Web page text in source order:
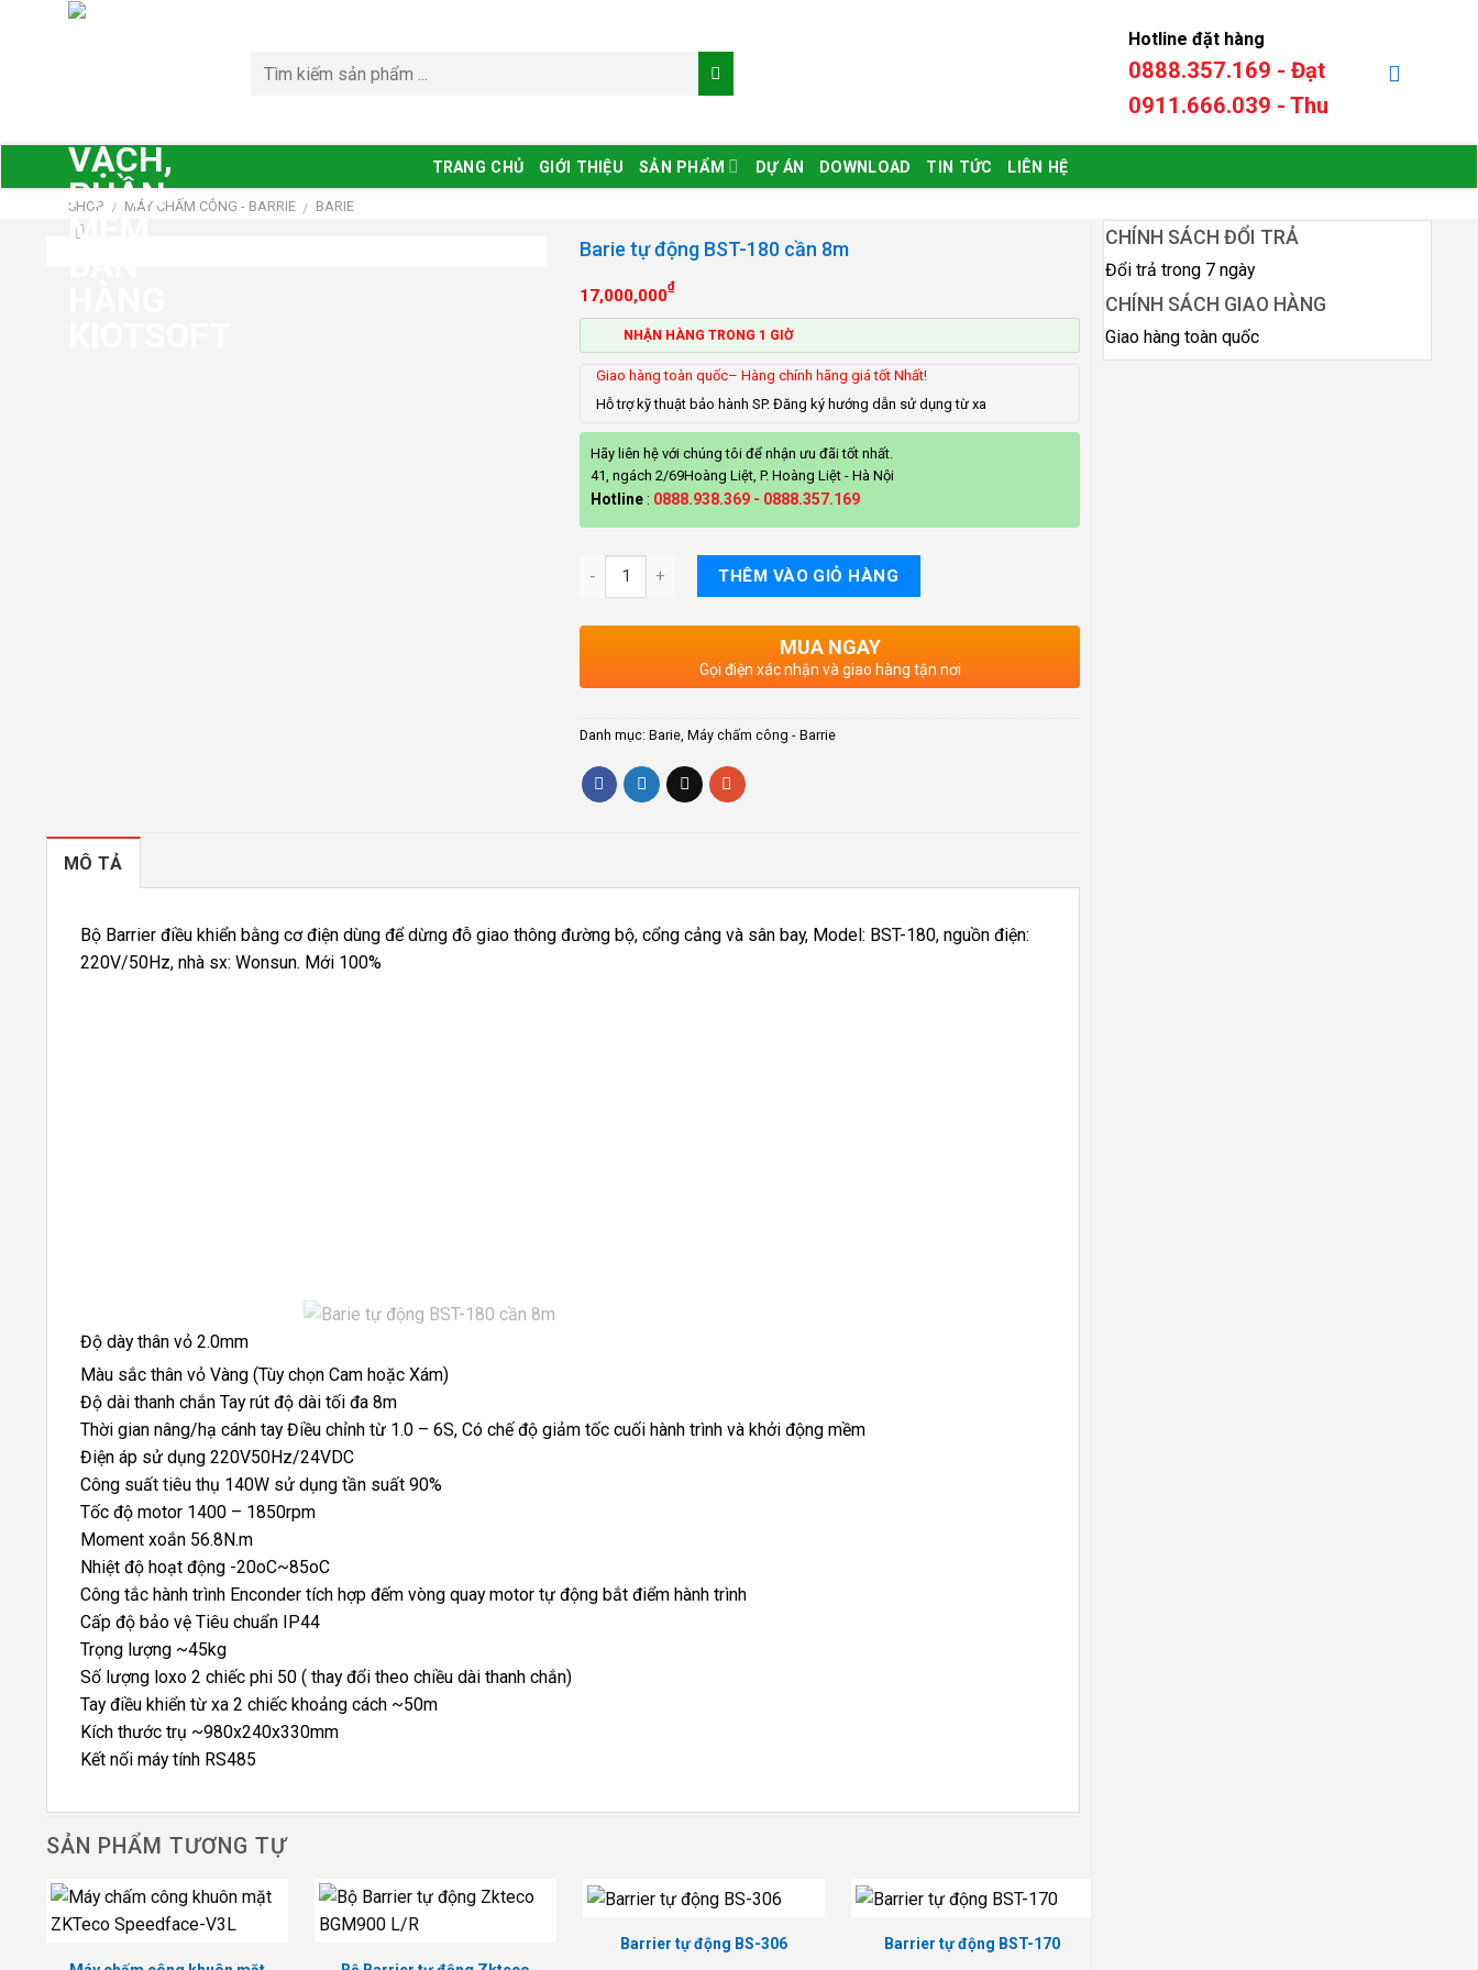
Hotline đặt hàng
0888.357.169 - Đạt
0911.666.039 - Thu
TRANG CHỦ GIỚI THIỆU SẢN PHẨM DỰ ÁN DOWNLOAD TIN TỨC LIÊN HỆ
SHOP / MÁY CHẤM CÔNG - BARRIE / BARIE
Barie tự động BST-180 cần 8m
17,000,000₫
NHẬN HÀNG TRONG 1 GIỜ
Giao hàng toàn quốc– Hàng chính hãng giá tốt Nhất!
Hỗ trợ kỹ thuật bảo hành SP. Đăng ký hướng dẫn sử dụng từ xa
Hãy liên hệ với chúng tôi để nhận ưu đãi tốt nhất.
41, ngách 2/69Hoàng Liệt, P. Hoàng Liệt - Hà Nội
Hotline: 0888.938.369 - 0888.357.169
THÊM VÀO GIỎ HÀNG
MUA NGAY
Gọi điện xác nhận và giao hàng tận nơi
Danh mục: Barie, Máy chấm công - Barrie
MÔ TẢ
Bộ Barrier điều khiển bằng cơ điện dùng để dừng đỗ giao thông đường bộ, cổng cảng và sân bay, Model: BST-180, nguồn điện:
220V/50Hz, nhà sx: Wonsun. Mới 100%
Độ dày thân vỏ 2.0mm
Màu sắc thân vỏ Vàng (Tùy chọn Cam hoặc Xám)
Độ dài thanh chắn Tay rút độ dài tối đa 8m
Thời gian nâng/hạ cánh tay Điều chỉnh từ 1.0 – 6S, Có chế độ giảm tốc cuối hành trình và khởi động mềm
Điện áp sử dụng 220V50Hz/24VDC
Công suất tiêu thụ 140W sử dụng tần suất 90%
Tốc độ motor 1400 – 1850rpm
Moment xoắn 56.8N.m
Nhiệt độ hoạt động -20oC~85oC
Công tắc hành trình Enconder tích hợp đếm vòng quay motor tự động bắt điểm hành trình
Cấp độ bảo vệ Tiêu chuẩn IP44
Trọng lượng ~45kg
Số lượng loxo 2 chiếc phi 50 ( thay đổi theo chiều dài thanh chắn)
Tay điều khiển từ xa 2 chiếc khoảng cách ~50m
Kích thước trụ ~980x240x330mm
Kết nối máy tính RS485
SẢN PHẨM TƯƠNG TỰ
Barrier tự động BS-306 Barrier tự động BST-170
CHÍNH SÁCH ĐỔI TRẢ
Đổi trả trong 7 ngày
CHÍNH SÁCH GIAO HÀNG
Giao hàng toàn quốc